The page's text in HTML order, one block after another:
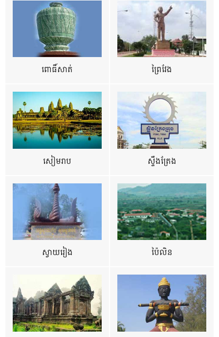
ពោធិ៍សាត់ ព្រៃវែង
សៀមរាប ស្ទឹងត្រែង
ស្វាយរៀង ប៉ៃលិន